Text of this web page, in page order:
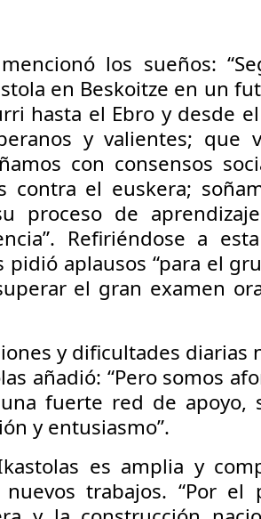
los sueños:
en Beskoitze en un
hasta el Ebro y desde
y valientes; que
con consensos
el euskera;
proceso de
Refiriéndose a
aplausos “para el
el gran examen
y dificultades diarias
añadió: “Pero somos
fuerte red de apoyo,
y entusiasmo”.
es amplia y
trabajos. “Por